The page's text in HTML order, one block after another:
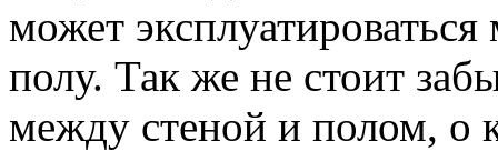
может
полу. Так же не стоит
между стеной и полом, о